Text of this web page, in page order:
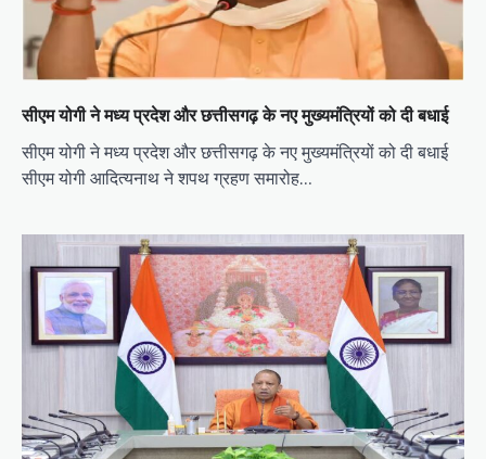
सीएम योगी ने मध्य प्रदेश और छत्तीसगढ़ के नए मुख्यमंत्रियों को दी बधाई
सीएम योगी ने मध्य प्रदेश और छत्तीसगढ़ के नए मुख्यमंत्रियों को दी बधाई
सीएम योगी आदित्यनाथ ने शपथ ग्रहण समारोह…